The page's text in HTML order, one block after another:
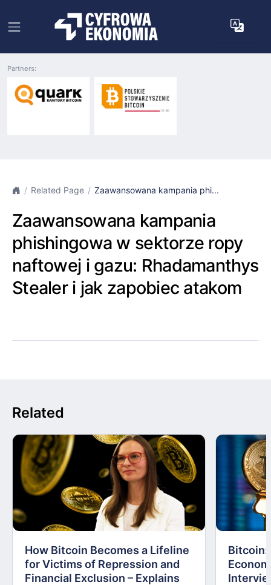
Partners:
Related Page Zaawansowana kampania phi...
Zaawansowana kampania
phishingowa w sektorze ropy
naftowej i gazu: Rhadamanthys
Stealer i jak zapobiec atakom
Related
How Bitcoin Becomes a Lifeline
for Victims of Repression and
Financial Exclusion – Explains
Bitcoin: